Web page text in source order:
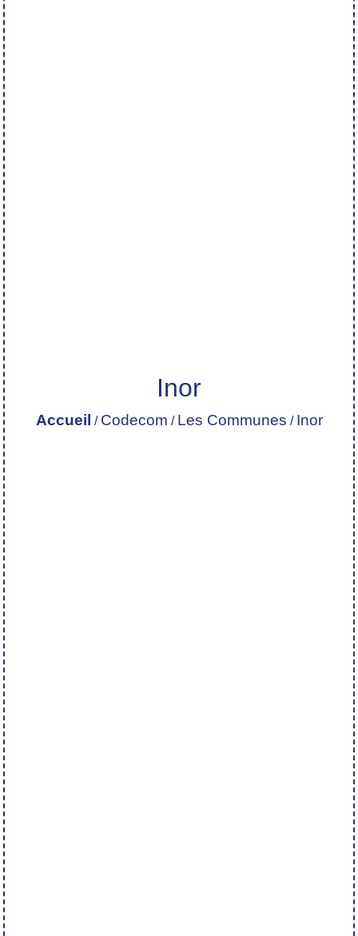
Inor
Accueil / Codecom / Les Communes / Inor